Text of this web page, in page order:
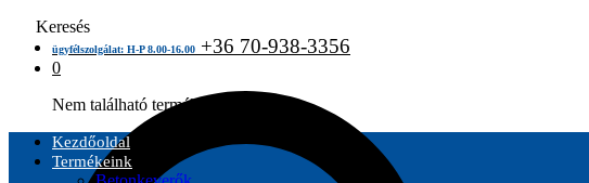
Keresés
ügyfélszolgálat: H-P 8.00-16.00 +36 70-938-3356
0
Nem található termék a kosárban.
Kezdőoldal
Termékeink